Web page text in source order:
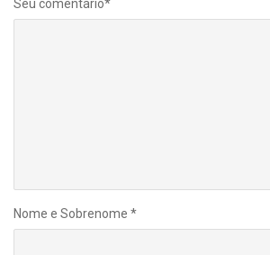
Seu comentário*
Nome e Sobrenome *